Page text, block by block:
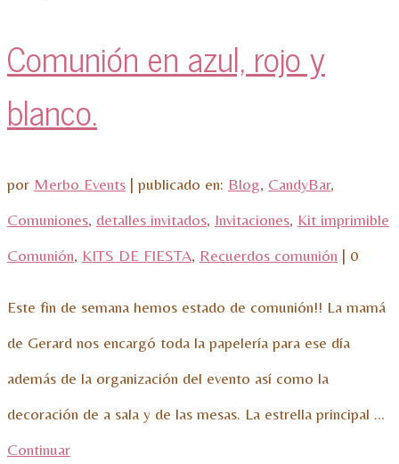
Comunión en azul, rojo y
blanco.
por Merbo Events | publicado en: Blog, CandyBar,
Comuniones, detalles invitados, Invitaciones, Kit imprimible
Comunión, KITS DE FIESTA, Recuerdos comunión | 0
Este fin de semana hemos estado de comunión!! La mamá
de Gerard nos encargó toda la papelería para ese día
además de la organización del evento así como la
decoración de a sala y de las mesas. La estrella principal …
Continuar